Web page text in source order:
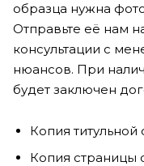
образца нужна
Отправьте её нам
консультации с
нюансов. При
будет заключен
Копия титульной
Копия страницы